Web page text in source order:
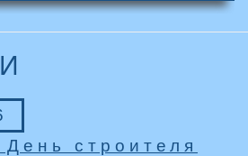
строителя